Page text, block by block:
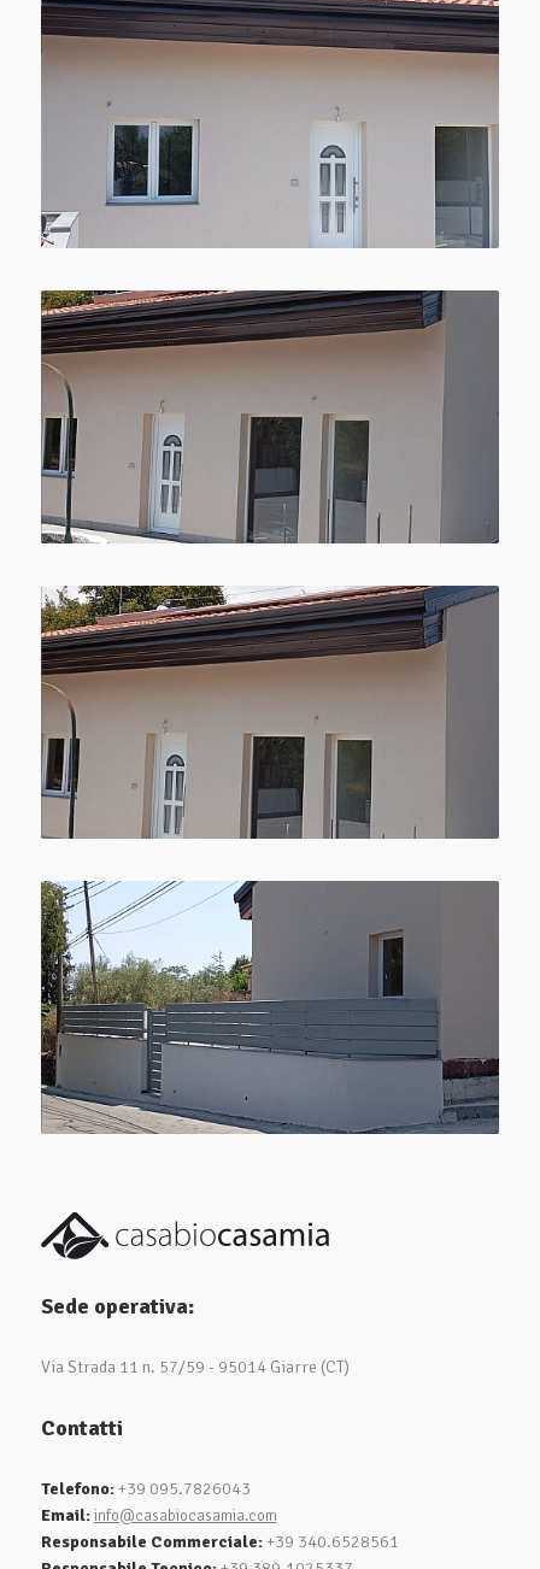
Sede operativa:
Via Strada 11 n. 57/59 - 95014 Giarre (CT)
Contatti
Telefono:+39 095.7826043
Email: info@casabiocasamia.com
Responsabile Commerciale:+39 340.6528561